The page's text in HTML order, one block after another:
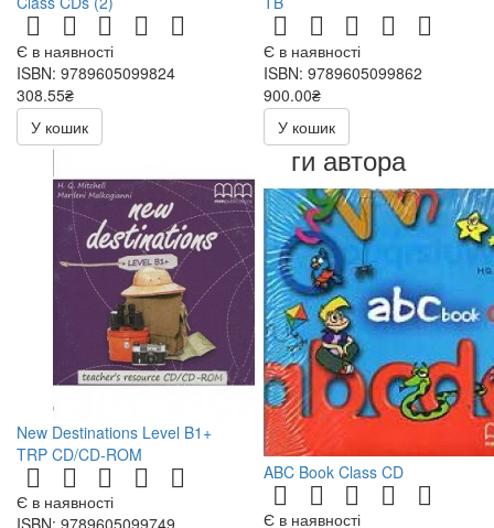
Є в наявності
ISBN: 9789605099824
308.55₴
363.00₴
У кошик
Є в наявності
ISBN: 9789605099862
900.00₴
У кошик
New Destinations Level B1+
TRP CD/CD-ROM
Є в наявності
Книги автора
ABC Book Class CD
Є в наявності